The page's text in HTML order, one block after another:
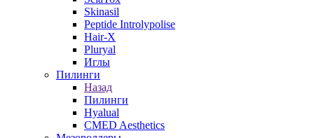
Skinasil
Peptide Introlypolise
Hair-X
Pluryal
Иглы
Пилинги
Назад
Пилинги
Hyalual
CMED Aesthetics